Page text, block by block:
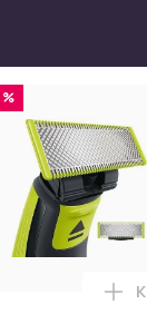
C 2m i
USB-C till
Samsung